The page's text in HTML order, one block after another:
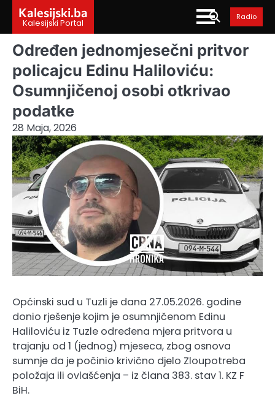
content
Kalesijski.ba
Kalesijski Portal
Radio
Određen jednomjesečni pritvor
policajcu Edinu Haliloviću:
Osumnjičenoj osobi otkrivao
podatke
28 Maja, 2026
Općinski sud u Tuzli je dana 27.05.2026. godine
donio rješenje kojim je osumnjičenom Edinu
Haliloviću iz Tuzle određena mjera pritvora u
trajanju od 1 (jednog) mjeseca, zbog osnova
sumnje da je počinio krivično djelo Zloupotreba
položaja ili ovlašćenja – iz člana 383. stav 1. KZ F
BiH.